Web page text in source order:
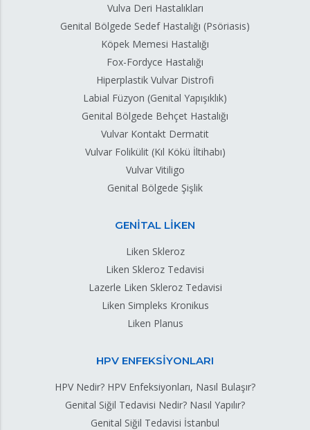
Vulva Deri Hastalıkları
Genital Bölgede Sedef Hastalığı (Psöriasis)
Köpek Memesi Hastalığı
Fox-Fordyce Hastalığı
Hiperplastik Vulvar Distrofi
Labial Füzyon (Genital Yapışıklık)
Genital Bölgede Behçet Hastalığı
Vulvar Kontakt Dermatit
Vulvar Folikülit (Kıl Kökü İltihabı)
Vulvar Vitiligo
Genital Bölgede Şişlik
GENİTAL LİKEN
Liken Skleroz
Liken Skleroz Tedavisi
Lazerle Liken Skleroz Tedavisi
Liken Simpleks Kronikus
Liken Planus
HPV ENFEKSİYONLARI
HPV Nedir? HPV Enfeksiyonları, Nasıl Bulaşır?
Genital Siğil Tedavisi Nedir? Nasıl Yapılır?
Genital Siğil Tedavisi İstanbul